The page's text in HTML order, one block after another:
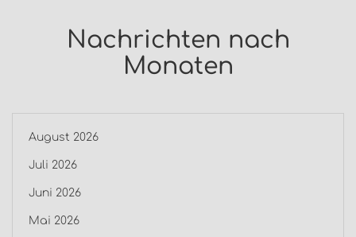
Nachrichten nach
Monaten
August 2026
Juli 2026
Juni 2026
Mai 2026